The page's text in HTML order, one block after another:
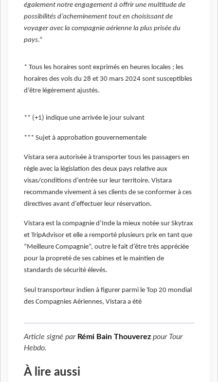
également notre engagement à offrir une multitude de
possibilités d’acheminement tout en choisissant de
voyager avec la compagnie aérienne la plus prisée du
pays.”
* Tous les horaires sont exprimés en heures locales ; les
horaires des vols du 28 et 30 mars 2024 sont susceptibles
d’être légèrement ajustés.
** (+1) indique une arrivée le jour suivant
*** Sujet à approbation gouvernementale
Vistara sera autorisée à transporter tous les passagers en
règle avec la législation des deux pays relative aux
visas/conditions d’entrée sur leur territoire. Vistara
recommande vivement à ses clients de se conformer à ces
directives avant d’effectuer leur réservation.
Vistara est la compagnie d’Inde la mieux notée sur Skytrax
et TripAdvisor et elle a remporté plusieurs prix en tant que
“Meilleure Compagnie”, outre le fait d’être très appréciée
pour la propreté de ses cabines et le maintien de
standards de sécurité élevés.
Seul transporteur indien à figurer parmi le Top 20 mondial
des Compagnies Aériennes, Vistara a été
Article signé par Rémi Bain Thouverez pour Tour
Hebdo.
À lire aussi